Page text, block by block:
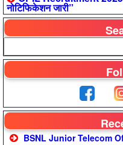
नोटिफिकेशन जारी”
BSNL Junior Telecom